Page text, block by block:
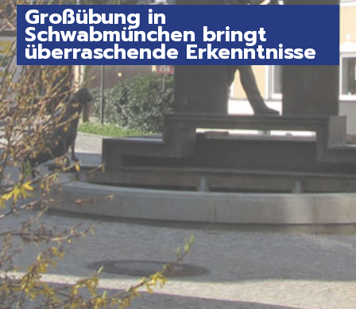
Großübung in
Schwabmünchen bringt
überraschende Erkenntnisse